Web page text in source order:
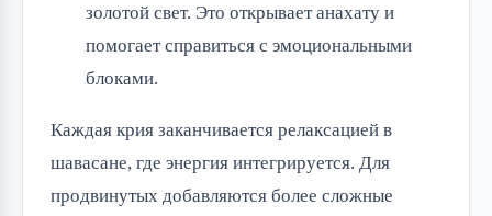
золотой свет. Это открывает анахату и
помогает справиться с эмоциональными
блоками.
Каждая крия заканчивается релаксацией в
шавасане, где энергия интегрируется. Для
продвинутых добавляются более сложные